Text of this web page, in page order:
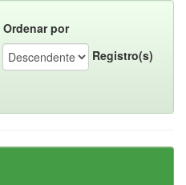
Ordenar por
Registro(s)